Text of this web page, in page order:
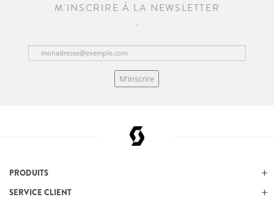
M'INSCRIRE À LA NEWSLETTER
M’inscrire
PRODUITS
SERVICE CLIENT